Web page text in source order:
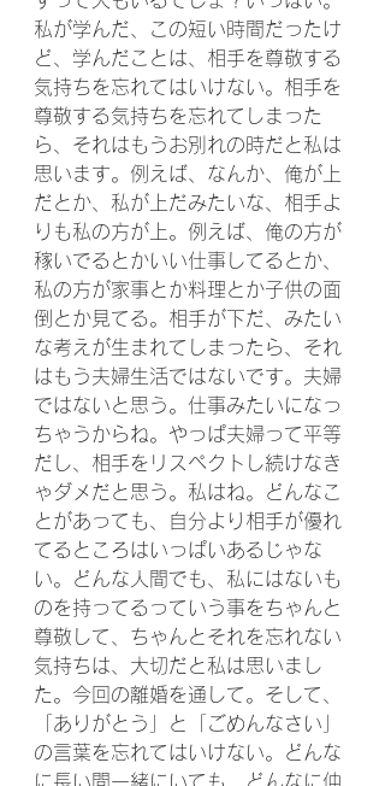
私が学んだ、この短い時間だったけ
ど、学んだことは、相手を尊敬する
気持ちを忘れてはいけない。相手を
尊敬する気持ちを忘れてしまった
ら、それはもうお別れの時だと私は
思います。例えば、なんか、俺が上
だとか、私が上だみたいな、相手よ
りも私の方が上。例えば、俺の方が
稼いでるとかいい仕事してるとか、
私の方が家事とか料理とか子供の面
倒とか見てる。相手が下だ、みたい
な考えが生まれてしまったら、それ
はもう夫婦生活ではないです。夫婦
ではないと思う。仕事みたいになっ
ちゃうからね。やっぱ夫婦って平等
だし、相手をリスペクトし続けなき
ゃダメだと思う。私はね。どんなこ
とがあっても、自分より相手が優れ
てるところはいっぱいあるじゃな
い。どんな人間でも、私にはないも
のを持ってるっていう事をちゃんと
尊敬して、ちゃんとそれを忘れない
気持ちは、大切だと私は思いまし
た。今回の離婚を通して。そして、
「ありがとう」と「ごめんなさい」
の言葉を忘れてはいけない。どんな
に長い間一緒にいても、どんなに仲